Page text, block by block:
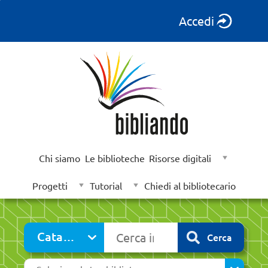
Accedi
Chi siamo Le biblioteche Risorse digitali
Progetti Tutorial Chiedi al bibliotecario
Catalogo
cambia
Cerca su "Catalogo"
Cerca
Seleziona